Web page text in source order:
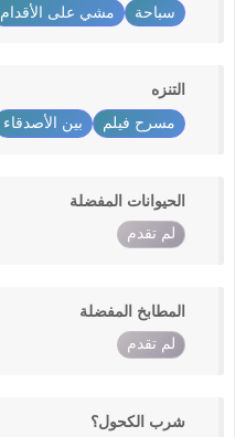
سباحة مشي على الأقدام
التنزه
مسرح فيلم بين الأصدقاء
الحيوانات المفضلة
لم تقدم
المطابخ المفضلة
لم تقدم
شرب الكحول؟